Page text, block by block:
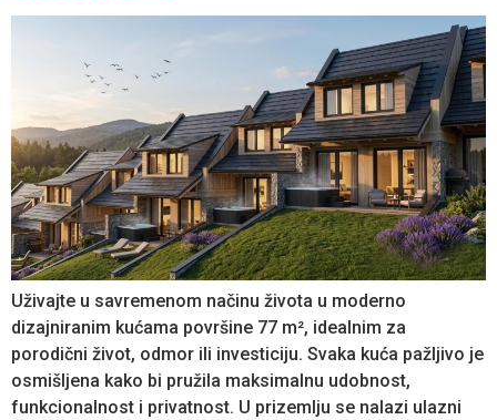
Uživajte u savremenom načinu života u moderno
dizajniranim kućama površine 77 m², idealnim za
porodični život, odmor ili investiciju. Svaka kuća pažljivo je
osmišljena kako bi pružila maksimalnu udobnost,
funkcionalnost i privatnost. U prizemlju se nalazi ulazni